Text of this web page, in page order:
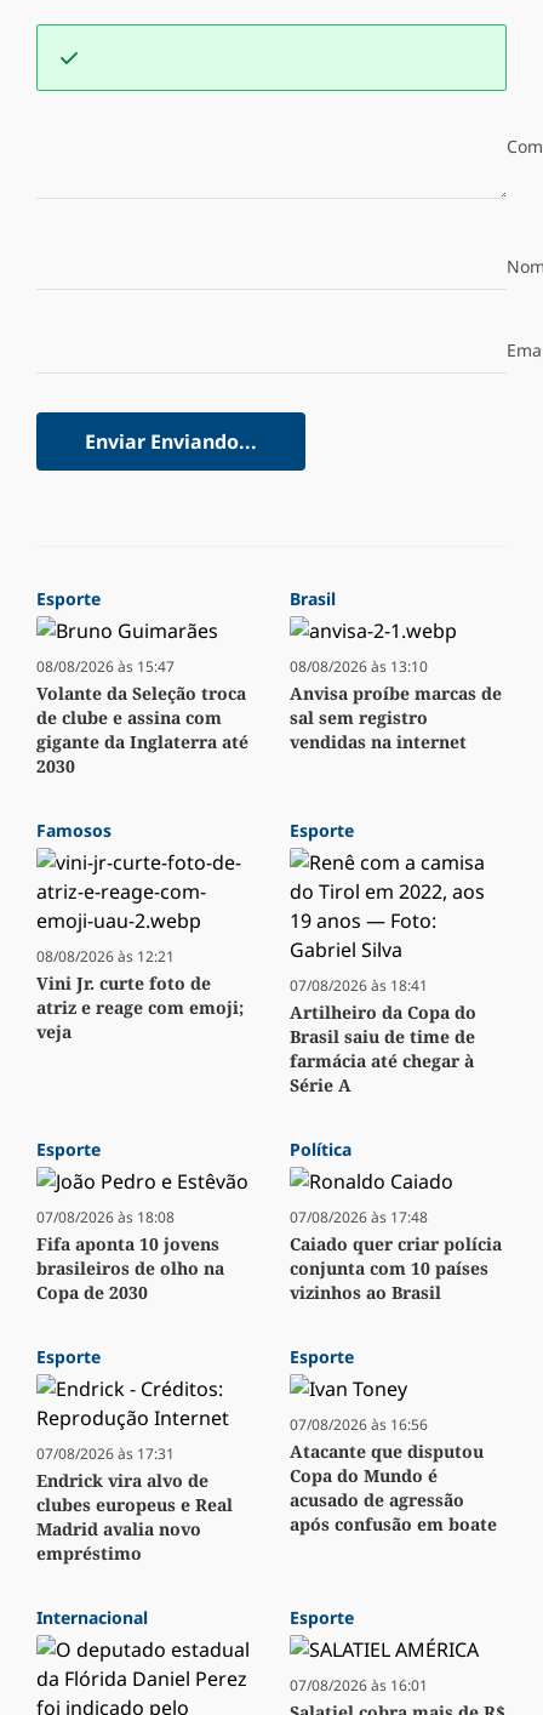
Enviar Enviando...
Esporte
08/08/2026 às 15:47
Volante da Seleção troca
de clube e assina com
gigante da Inglaterra até
2030
Brasil
08/08/2026 às 13:10
Anvisa proíbe marcas de
sal sem registro
vendidas na internet
Famosos
08/08/2026 às 12:21
Vini Jr. curte foto de
atriz e reage com emoji;
veja
Esporte
07/08/2026 às 18:41
Artilheiro da Copa do
Brasil saiu de time de
farmácia até chegar à
Série A
Esporte
07/08/2026 às 18:08
Fifa aponta 10 jovens
brasileiros de olho na
Copa de 2030
Política
07/08/2026 às 17:48
Caiado quer criar polícia
conjunta com 10 países
vizinhos ao Brasil
Esporte
07/08/2026 às 17:31
Endrick vira alvo de
clubes europeus e Real
Madrid avalia novo
empréstimo
Esporte
07/08/2026 às 16:56
Atacante que disputou
Copa do Mundo é
acusado de agressão
após confusão em boate
Internacional Esporte
07/08/2026 às 16:01